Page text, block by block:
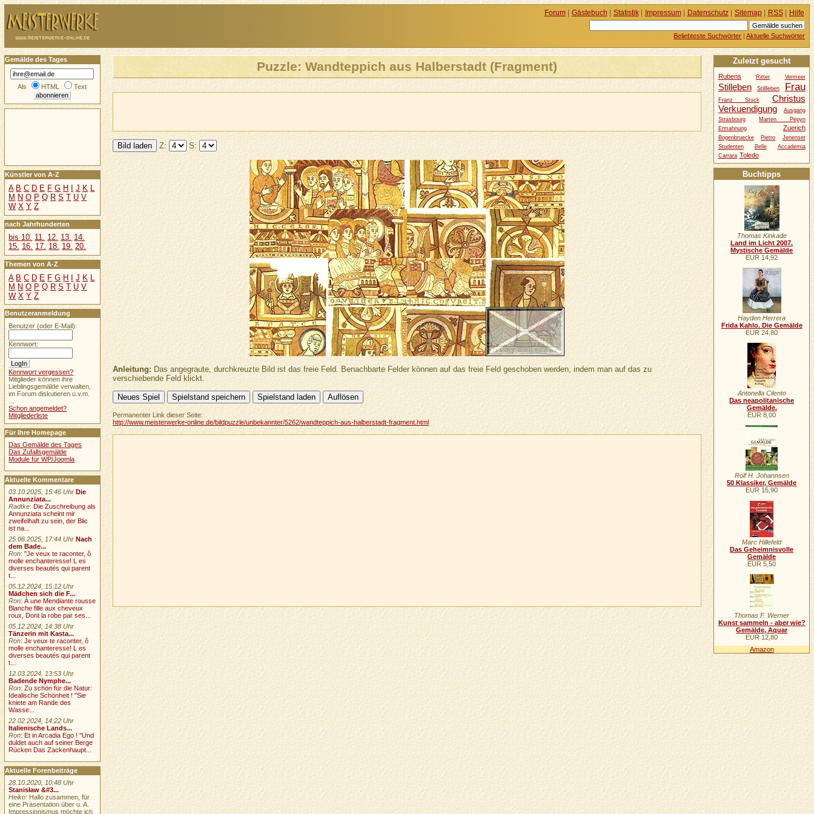
Puzzle: Wandteppich aus Halberstadt (Fragment)
Z: S:
Anleitung:Das angegraute, durchkreuzte Bild ist das freie Feld. Benachbarte Felder können auf das freie Feld geschoben werden, indem man auf das zu
verschiebende Feld klickt.
Permanenter Link dieser Seite:
http://www.meisterwerke-online.de/bildpuzzle/unbekannter/5262/wandteppich-aus-halberstadt-fragment.html
Gemälde des Tages
Als HTML Text
Künstler von A-Z
A B C D E F G H J K L
M N O P Q R S T U V
W X Y Z
nach Jahrhunderten
bis 10. 11. 12. 13. 14.
15. 16. 17. 18. 19. 20.
Themen von A-Z
A B C D E F G H I J K L
M N O P Q R S T U V
W X Y Z
Benutzeranmeldung
Benutzer (oder E-Mail):
Kennwort:
Kennwort vergessen?
Mitglieder können ihre
Lieblingsgemälde verwalten,
im Forum diskutieren u.v.m.
Schon angemeldet?
Mitgliederliste
Für Ihre Homepage
Das Gemälde des Tages
Das Zufallsgemälde
Module für WP/Joomla
Aktuelle Kommentare
03.10.2025, 15:46 Uhr Die
Annunziata...
Radtke: Die Zuschreibung als
Annunziata scheint mir
zweifelhaft zu sein, der Blic
ist na...
25.06.2025, 17:44 Uhr Nach
dem Bade...
Ron:"Je veux te raconter, ô
molle enchanteresse! L es
diverses beautés qui parent
t...
05.12.2024, 15:12 Uhr
Mädchen sich die F...
Ron:À une Mendiante rousse
Blanche fille aux cheveux
roux, Dont la robe par ses...
05.12.2024, 14:38 Uhr
Tänzerin mit Kasta...
Ron:Je veux te raconter, ô
molle enchanteresse! L es
diverses beautés qui parent
t...
12.03.2024, 13:53 Uhr
Badende Nymphe...
Ron:Zu schön für die Natur:
Idealische Schönheit ! "Sie
kniete am Rande des
Wasse...
22.02.2024, 14:22 Uhr
Italienische Lands...
Ron:Et in Arcadia Ego ! "Und
duldet auch auf seiner Berge
Rücken Das Zackenhaupt...
Aktuelle Forenbeiträge
28.10.2020, 10:48 Uhr
Stanisław &#3...
Heiko: Hallo zusammen, für
eine Präsentation über u. A.
Impressionismus möchte ich
Forum| Gästebuch | Statistik| Impressum| Datenschutz| Sitemap| RSS| Hilfe
Beliebteste Suchwörter |Aktuelle Suchwörter
Zuletzt gesucht
Rubens Ritter Vermeer
Stilleben Stillleben Frau
Franz Stuck
Christus
Verkuendigung
Ausgang
Strasbourg
Marten Pepyn
Ermahnung
Zuerich
Bogenbruecke Pietro
Jenenser
Studenten
Belle
Accademia
Carrara Toledo
Buchtipps
Thomas Kinkade
Land im Licht 2007.
Mystische Gemälde
EUR 14,92
Hayden Herrera
Frida Kahlo. Die Gemälde
EUR 24,80
Antonella Cilento
Das neapolitanische
Gemälde.
EUR 8,00
Rolf H. Johannsen
50 Klassiker, Gemälde
EUR 15,90
Marc Hillefeld
Das Geheimnisvolle
Gemälde
EUR 5,50
Thomas F. Werner
Kunst sammeln - aber wie?
Gemälde, Aquar
EUR 12,80
Amazon